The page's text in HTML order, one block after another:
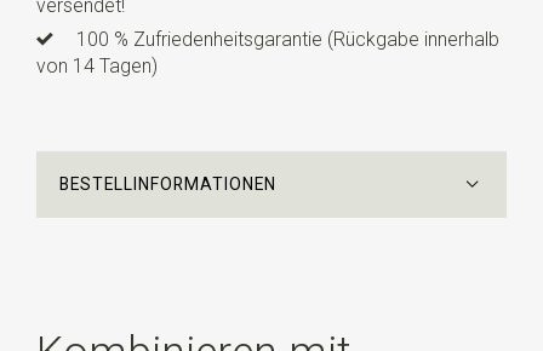
versendet!
100 % Zufriedenheitsgarantie (Rückgabe innerhalb
von 14 Tagen)
BESTELLINFORMATIONEN